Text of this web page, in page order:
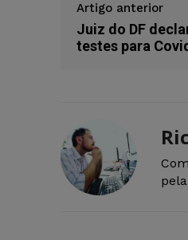
Artigo anterior
Juiz do DF
testes para